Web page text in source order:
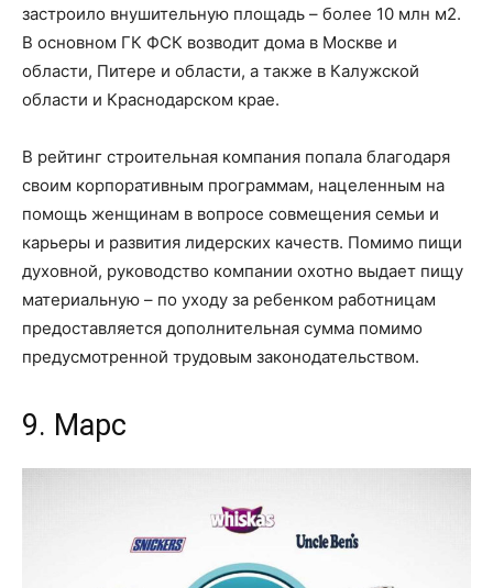
застроило внушительную площадь – более 10 млн м2.
В основном ГК ФСК возводит дома в Москве и
области, Питере и области, а также в Калужской
области и Краснодарском крае.
В рейтинг строительная компания попала благодаря
своим корпоративным программам, нацеленным на
помощь женщинам в вопросе совмещения семьи и
карьеры и развития лидерских качеств. Помимо пищи
духовной, руководство компании охотно выдает пищу
материальную – по уходу за ребенком работницам
предоставляется дополнительная сумма помимо
предусмотренной трудовым законодательством.
9. Марс